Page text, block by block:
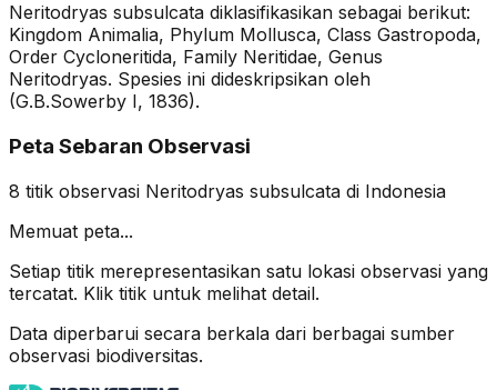
Neritodryas subsulcata diklasifikasikan sebagai berikut:
Kingdom Animalia, Phylum Mollusca, Class Gastropoda,
Order Cycloneritida, Family Neritidae, Genus
Neritodryas. Spesies ini dideskripsikan oleh
(G.B.Sowerby I, 1836).
Peta Sebaran Observasi
8 titik observasi Neritodryas subsulcata di Indonesia
Memuat peta...
Setiap titik merepresentasikan satu lokasi observasi yang
tercatat. Klik titik untuk melihat detail.
Data diperbarui secara berkala dari berbagai sumber
observasi biodiversitas.